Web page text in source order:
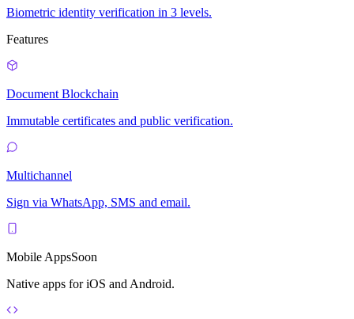
Biometric identity verification in 3 levels.
Features
Document Blockchain
Immutable certificates and public verification.
Multichannel
Sign via WhatsApp, SMS and email.
Mobile AppsSoon
Native apps for iOS and Android.